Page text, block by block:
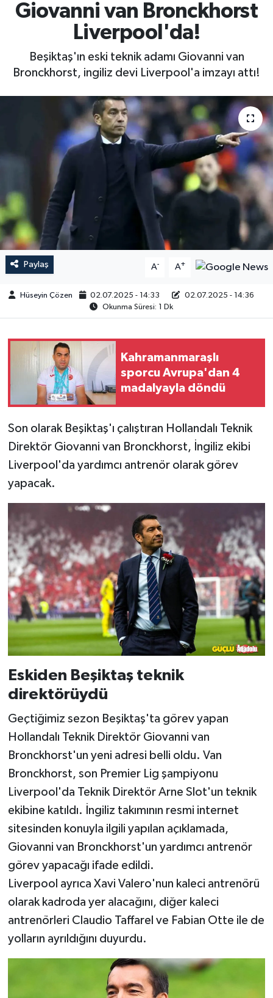
Giovanni van Bronckhorst
Liverpool'da!
Beşiktaş'ın eski teknik adamı Giovanni van
Bronckhorst, ingiliz devi Liverpool'a imzayı attı!
Paylaş A- A+
Hüseyin Çözen 02.07.2025 - 14:33
02.07.2025 - 14:36
Okunma Süresi: 1 Dk
Kahramanmaraşlı
sporcu Avrupa'dan 4
madalyayla döndü
Son olarak Beşiktaş'ı çalıştıran Hollandalı Teknik
Direktör Giovanni van Bronckhorst, İngiliz ekibi
Liverpool'da yardımcı antrenör olarak görev
yapacak.
Eskiden Beşiktaş teknik
direktörüydü
Geçtiğimiz sezon Beşiktaş'ta görev yapan
Hollandalı Teknik Direktör Giovanni van
Bronckhorst'un yeni adresi belli oldu. Van
Bronckhorst, son Premier Lig şampiyonu
Liverpool'da Teknik Direktör Arne Slot'un teknik
ekibine katıldı. İngiliz takımının resmi internet
sitesinden konuyla ilgili yapılan açıklamada,
Giovanni van Bronckhorst'un yardımcı antrenör
görev yapacağı ifade edildi.
Liverpool ayrıca Xavi Valero'nun kaleci antrenörü
olarak kadroda yer alacağını, diğer kaleci
antrenörleri Claudio Taffarel ve Fabian Otte ile de
yolların ayrıldığını duyurdu.